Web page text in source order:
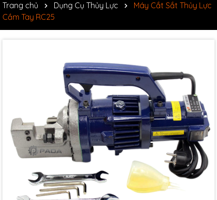
Trang chủ Dụng Cụ Thủy Lực
Máy Cắt Sắt Thủy Lực
Cầm Tay RC25